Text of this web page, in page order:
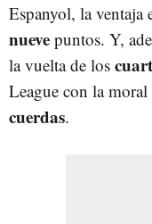
Espanyol, la ventaja
nueve puntos. Y,
la vuelta de los
League con la moral
cuerdas.